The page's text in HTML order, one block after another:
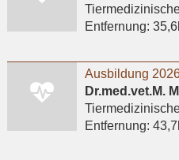
Entfernung:
Ausbildung
Entfernung: